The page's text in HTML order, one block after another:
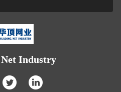
Industry